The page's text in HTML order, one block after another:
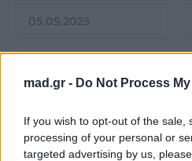
mad.gr - Do Not Process
If you wish to opt-out of the sale,
processing of your personal or
targeted advertising by us,
05.05.2025
Mad Viral